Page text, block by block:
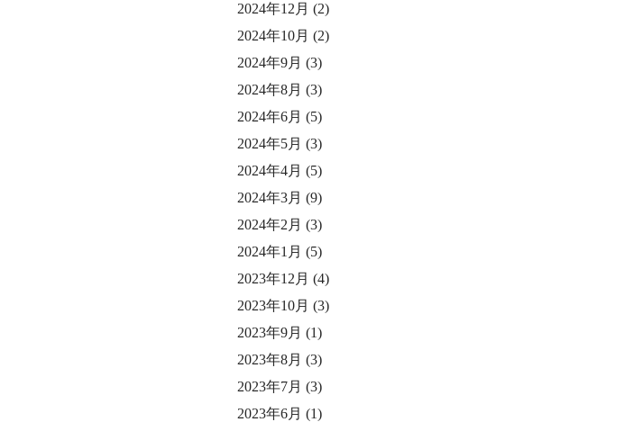
2024年12月 (2)
2024年10月 (2)
2024年9月 (3)
2024年8月 (3)
2024年6月 (5)
2024年5月 (3)
2024年4月 (5)
2024年3月 (9)
2024年2月 (3)
2024年1月 (5)
2023年12月 (4)
2023年10月 (3)
2023年9月 (1)
2023年8月 (3)
2023年7月 (3)
2023年6月 (1)